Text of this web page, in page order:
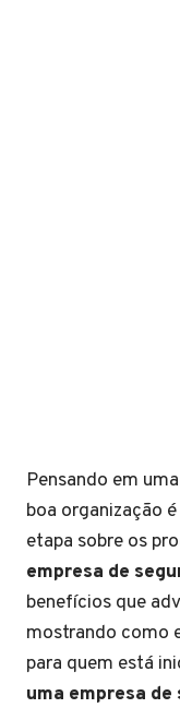
Pensando em
boa organização
etapa sobre os
empresa de
benefícios que
mostrando como
para quem está
uma empresa de